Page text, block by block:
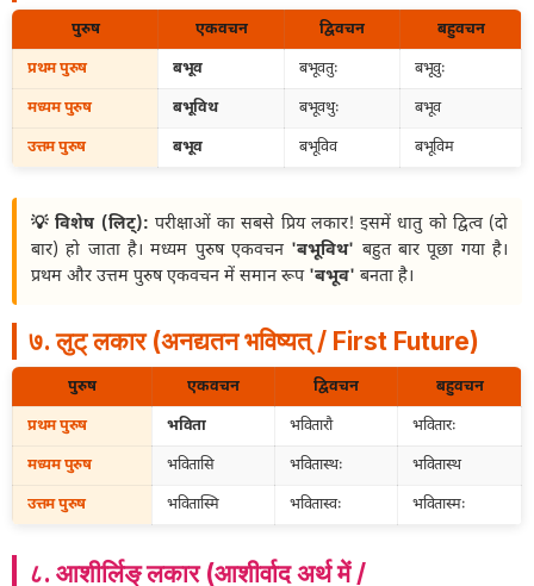
पुरुष एकवचन द्विवचन बहुवचन
प्रथम पुरुष बभूव बभूवतुः बभूवुः
मध्यम पुरुष बभूविथ बभूवथुः बभूव
उत्तम पुरुष बभूव बभूविव बभूविम
💡 विशेष (लिट्): परीक्षाओं का सबसे प्रिय लकार! इसमें धातु को द्वित्व (दो
बार) हो जाता है। मध्यम पुरुष एकवचन 'बभूविथ' बहुत बार पूछा गया है।
प्रथम और उत्तम पुरुष एकवचन में समान रूप 'बभूव' बनता है।
७. लुट् लकार (अनद्यतन भविष्यत् / First Future)
पुरुष एकवचन द्विवचन बहुवचन
प्रथम पुरुष भविता भवितारौ भवितारः
मध्यम पुरुष भवितासि भवितास्थः भवितास्थ
उत्तम पुरुष भवितास्मि भवितास्वः भवितास्मः
८. आशीर्लिङ् लकार (आशीर्वाद अर्थ में /